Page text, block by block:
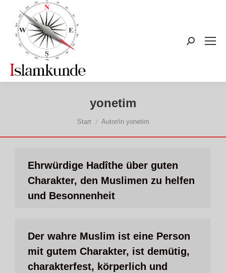
Search:
yonetim
Sie befinden sich hier:
Start Autor/in yonetim
Ehrwürdige Hadîthe über guten
Charakter, den Muslimen zu helfen
und Besonnenheit
Der wahre Muslim ist eine Person
mit gutem Charakter, ist demütig,
charakterfest, körperlich und